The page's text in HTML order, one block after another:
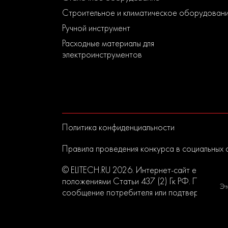
Строительное и климатическое
Ручной инструмент
Расходные материалы для
электроинструментов
Политика конфиденциальности
Правила проведения конкурса в социальных
© ELITECH.RU 2026. Интернет-сайт
положениями Статьи 437 (2) Гк РФ.
сообщение потребителя или